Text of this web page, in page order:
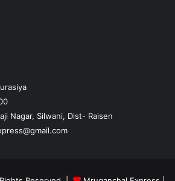
Nagar, Silwani, Dist- Raisen